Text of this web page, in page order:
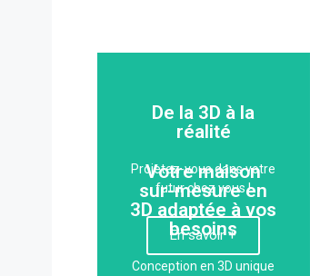
Votre maison
sur-mesure en
3D adaptée à vos
besoins
Conception en 3D unique
De la 3D à la
réalité
Projetez-vous dans votre
futur chez vous !
En savoir +